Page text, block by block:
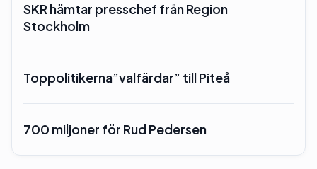
SKR hämtar presschef från Region
Stockholm
Toppolitikerna”valfärdar” till Piteå
700 miljoner för Rud Pedersen